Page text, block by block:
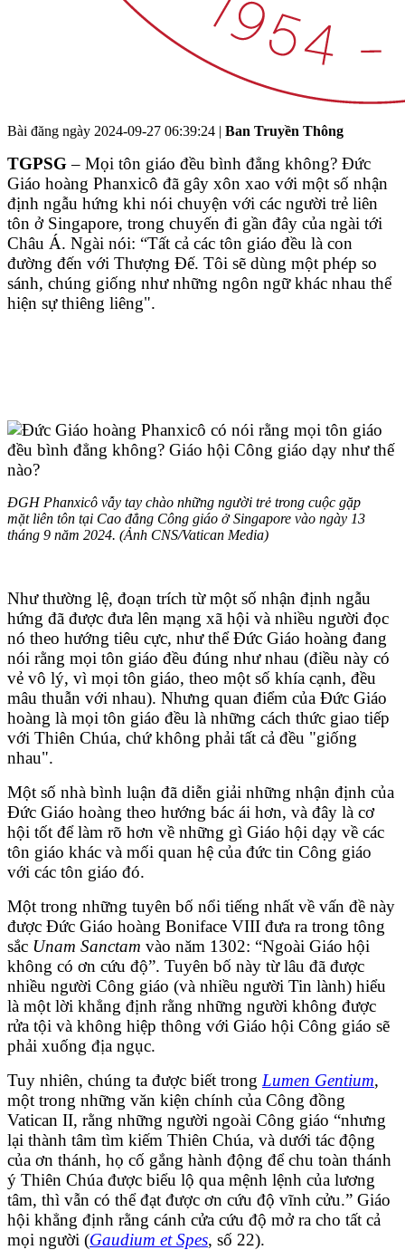
Bài đăng ngày 2024-09-27 06:39:24 | Ban Truyền Thông
TGPSG– Mọi tôn giáo đều bình đẳng không? Đức
Giáo hoàng Phanxicô đã gây xôn xao với một số nhận
định ngẫu hứng khi nói chuyện với các người trẻ liên
tôn ở Singapore, trong chuyến đi gần đây của ngài tới
Châu Á. Ngài nói: “Tất cả các tôn giáo đều là con
đường đến với Thượng Đế. Tôi sẽ dùng một phép so
sánh, chúng giống như những ngôn ngữ khác nhau thể
hiện sự thiêng liêng".
ĐGH Phanxicô vẫy tay chào những người trẻ trong cuộc gặp
mặt liên tôn tại Cao đẳng Công giáo ở Singapore vào ngày 13
tháng 9 năm 2024. (Ảnh CNS/Vatican Media)
Như thường lệ, đoạn trích từ một số nhận định ngẫu
hứng đã được đưa lên mạng xã hội và nhiều người đọc
nó theo hướng tiêu cực, như thể Đức Giáo hoàng đang
nói rằng mọi tôn giáo đều đúng như nhau (điều này có
vẻ vô lý, vì mọi tôn giáo, theo một số khía cạnh, đều
mâu thuẫn với nhau). Nhưng quan điểm của Đức Giáo
hoàng là mọi tôn giáo đều là những cách thức giao tiếp
với Thiên Chúa, chứ không phải tất cả đều "giống
nhau".
Một số nhà bình luận đã diễn giải những nhận định của
Đức Giáo hoàng theo hướng bác ái hơn, và đây là cơ
hội tốt để làm rõ hơn về những gì Giáo hội dạy về các
tôn giáo khác và mối quan hệ của đức tin Công giáo
với các tôn giáo đó.
Một trong những tuyên bố nổi tiếng nhất về vấn đề này
được Đức Giáo hoàng Boniface VIII đưa ra trong tông
sắc Unam Sanctam vào năm 1302: “Ngoài Giáo hội
không có ơn cứu độ”. Tuyên bố này từ lâu đã được
nhiều người Công giáo (và nhiều người Tin lành) hiểu
là một lời khẳng định rằng những người không được
rửa tội và không hiệp thông với Giáo hội Công giáo sẽ
phải xuống địa ngục.
Tuy nhiên, chúng ta được biết trong Lumen Gentium,
một trong những văn kiện chính của Công đồng
Vatican II, rằng những người ngoài Công giáo “nhưng
lại thành tâm tìm kiếm Thiên Chúa, và dưới tác động
của ơn thánh, họ cố gắng hành động để chu toàn thánh
ý Thiên Chúa được biểu lộ qua mệnh lệnh của lương
tâm, thì vẫn có thể đạt được ơn cứu độ vĩnh cửu.” Giáo
hội khẳng định rằng cánh cửa cứu độ mở ra cho tất cả
mọi người (Gaudium et Spes, số 22).